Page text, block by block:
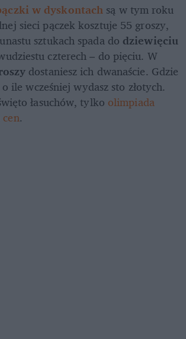
w dyskontach są w tym roku
sieci pączek kosztuje 55 groszy,
sztukach spada do dziewięciu
czterech – do pięciu. W
dostaniesz ich dwanaście. Gdzie
ile wcześniej wydasz sto złotych.
łasuchów, tylko olimpiada
.